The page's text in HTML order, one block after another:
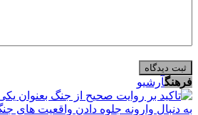
فرهنگآرشیو